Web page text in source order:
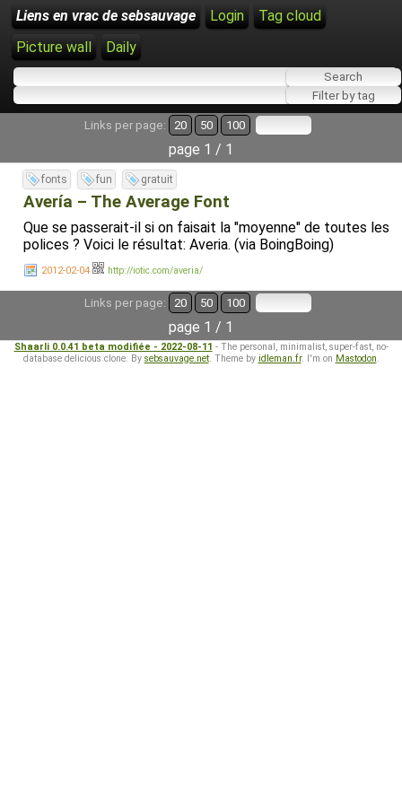
Liens en vrac de sebsauvage Login
Tag cloud
Picture wall
Daily
Links per page: 20 50 100
page 1 / 1
fonts fun gratuit
Avería – The Average Font
Que se passerait-il si on faisait la "moyenne" de toutes les
polices ? Voici le résultat: Averia. (via BoingBoing)
2012-02-04 http://iotic.com/averia/
Links per page: 20 50 100
page 1 / 1
Shaarli 0.0.41 beta modifiée - 2022-08-11 - The personal, minimalist, super-fast, no-
database delicious clone. By sebsauvage.net. Theme by idleman.fr. I'm on Mastodon.